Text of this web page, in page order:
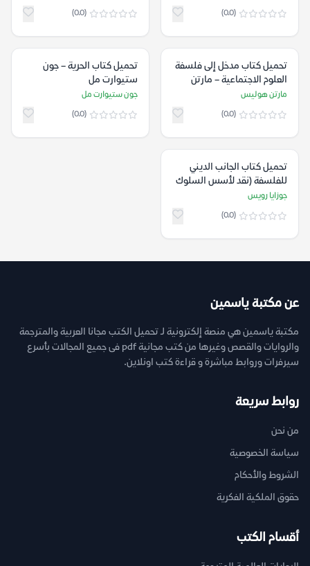
(0.0)
(0.0)
تحميل كتاب مدخل إلى فلسفة
العلوم الاجتماعية – مارتن
هوليس
مارتن هوليس
(0.0)
تحميل كتاب الحرية – جون
ستيوارت مل
جون ستيوارت مل
(0.0)
تحميل كتاب الجانب الديني
للفلسفة (نقد لأسس السلوك
والإيمان) – جوزايا رويس
جوزايا رويس
(0.0)
عن مكتبة ياسمين
مكتبة ياسمين هي منصة إلكترونية لـ تحميل الكتب مجانا العربية والمترجمة
والروايات والقصص وغيرها من كتب مجانية pdf فى جميع المجالات بأسرع
سيرفرات وروابط مباشرة و قراءة كتب اونلاين.
روابط سريعة
من نحن
سياسة الخصوصية
الشروط والأحكام
حقوق الملكية الفكرية
أقسام الكتب